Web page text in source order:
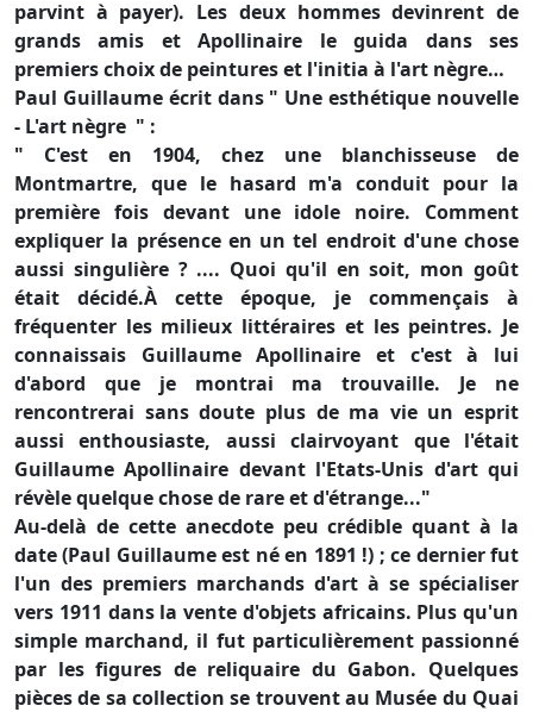
parvint à payer). Les deux hommes devinrent de
grands amis et Apollinaire le guida dans ses
premiers choix de peintures et l'initia à l'art nègre…
Paul Guillaume écrit dans " Une esthétique nouvelle
- L'art nègre " :
" C'est en 1904, chez une blanchisseuse de
Montmartre, que le hasard m'a conduit pour la
première fois devant une idole noire. Comment
expliquer la présence en un tel endroit d'une chose
aussi singulière ? .... Quoi qu'il en soit, mon goût
était décidé.À cette époque, je commençais à
fréquenter les milieux littéraires et les peintres. Je
connaissais Guillaume Apollinaire et c'est à lui
d'abord que je montrai ma trouvaille. Je ne
rencontrerai sans doute plus de ma vie un esprit
aussi enthousiaste, aussi clairvoyant que l'était
Guillaume Apollinaire devant l'Etats-Unis d'art qui
révèle quelque chose de rare et d'étrange..."
Au-delà de cette anecdote peu crédible quant à la
date (Paul Guillaume est né en 1891 !) ; ce dernier fut
l'un des premiers marchands d'art à se spécialiser
vers 1911 dans la vente d'objets africains. Plus qu'un
simple marchand, il fut particulièrement passionné
par les figures de reliquaire du Gabon. Quelques
pièces de sa collection se trouvent au Musée du Quai